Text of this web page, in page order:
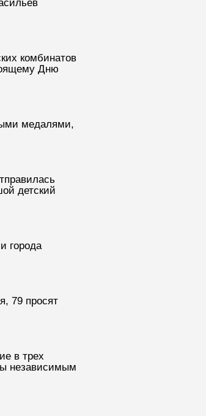
комбинатов
Дню
медалями,
детский
города
79 просят
в трех
независимым